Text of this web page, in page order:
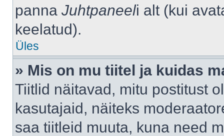
panna Juhtpaneeli alt (kui
keelatud).
Üles
» Mis on mu tiitel ja kuidas
Tiitlid näitavad, mitu postitust
kasutajaid, näiteks
saa tiitleid muuta, kuna need